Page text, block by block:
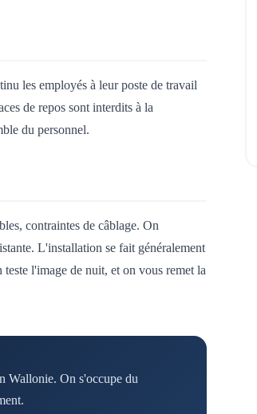
les employés à leur poste de travail
de repos sont interdits à la
du personnel.
contraintes de câblage. On
L'installation se fait généralement
l'image de nuit, et on vous remet la
Wallonie. On s'occupe du